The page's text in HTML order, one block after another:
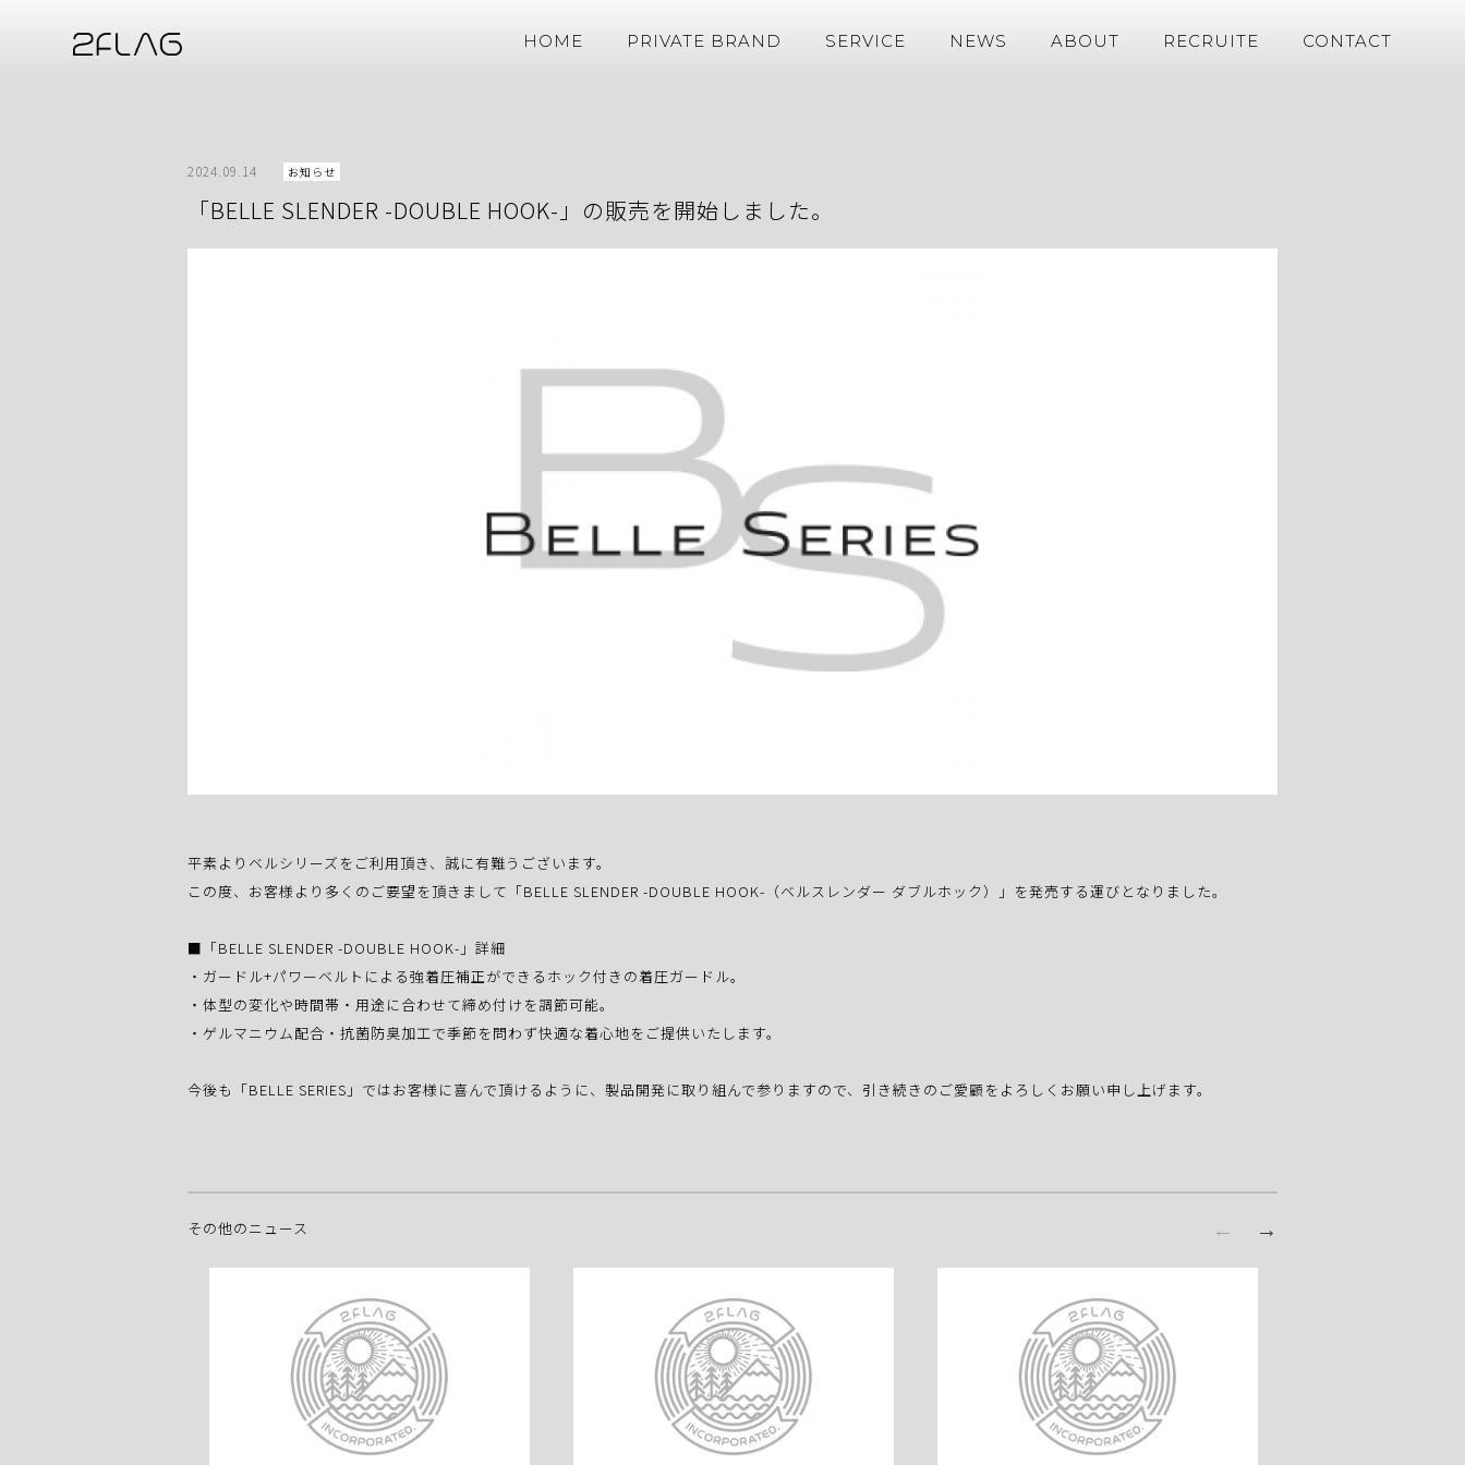
HOME PRIVATE BRAND SERVICE NEWS ABOUT RECRUITE CONTACT
2024.09.14 お知らせ
「BELLE SLENDER -DOUBLE HOOK-」の販売を開始しました。
平素よりベルシリーズをご利用頂き、誠に有難うございます。
この度、お客様より多くのご要望を頂きまして「BELLE SLENDER -DOUBLE HOOK-（ベルスレンダー ダブルホック）」を発売する運びとなりました。
■「BELLE SLENDER -DOUBLE HOOK-」詳細
・ガードル+パワーベルトによる強着圧補正ができるホック付きの着圧ガードル。
・体型の変化や時間帯・用途に合わせて締め付けを調節可能。
・ゲルマニウム配合・抗菌防臭加工で季節を問わず快適な着心地をご提供いたします。
今後も「BELLE SERIES」ではお客様に喜んで頂けるように、製品開発に取り組んで参りますので、引き続きのご愛顧をよろしくお願い申し上げます。
その他のニュース